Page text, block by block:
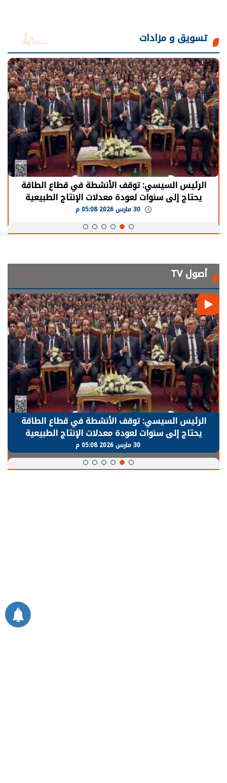
تسويق و مزادات
الرئيس السيسي: توقف الأنشطة في قطاع الطاقة
يحتاج إلى سنوات لعودة معدلات الإنتاج الطبيعية
أصول TV
الرئيس السيسي: توقف الأنشطة في قطاع الطاقة
يحتاج إلى سنوات لعودة معدلات الإنتاج الطبيعية